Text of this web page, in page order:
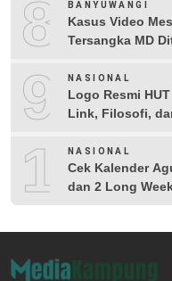
8 BANYUWANGI
Kasus Video
Tersangka MD
9 NASIONAL
Logo Resmi
Link, Filosofi,
10NASIONAL
Cek Kalender
dan 2 Long